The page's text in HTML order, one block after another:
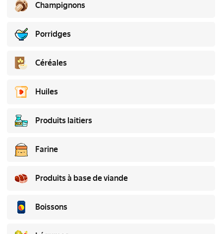
Champignons
Porridges
Céréales
Huiles
Produits laitiers
Farine
Produits à base de viande
Boissons